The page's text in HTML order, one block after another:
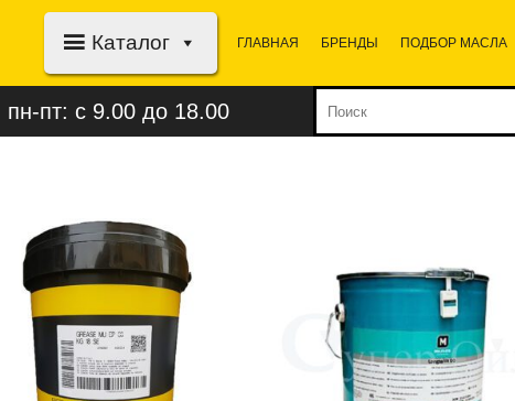
Каталог ГЛАВНАЯ БРЕНДЫ ПОДБОР МАСЛА
пн-пт: с 9.00 до 18.00